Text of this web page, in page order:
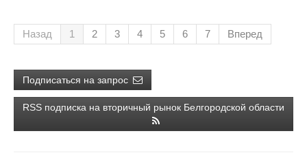
Назад 1 2 3 4 5 6 7 Вперед
Подписаться на запрос
RSS подписка на вторичный рынок Белгородской области